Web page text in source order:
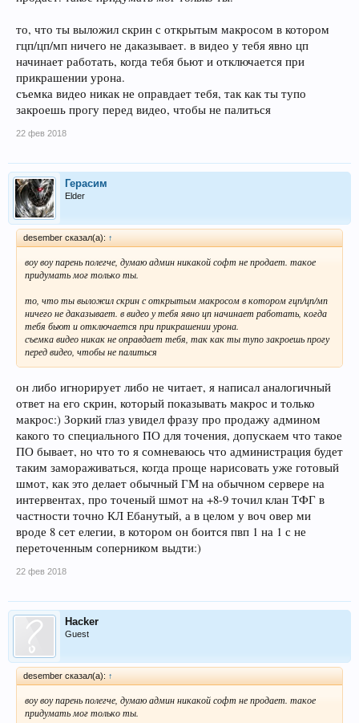
то, что ты выложил скрин с открытым макросом в котором
гцп/цп/мп ничего не даказывает. в видео у тебя явно цп
начинает работать, когда тебя бьют и отключается при
прикрашении урона.
съемка видео никак не оправдает тебя, так как ты тупо
закроешь прогу перед видео, чтобы не палиться
22 фев 2018
Герасим
Elder
desember сказал(а): ↑
воу воу парень полегче, думаю админ никакой софт не продает. такое
придумать мог только ты.
то, что ты выложил скрин с открытым макросом в котором гцп/цп/мп
ничего не даказывает. в видео у тебя явно цп начинает работать, когда
тебя бьют и отключается при прикрашении урона.
съемка видео никак не оправдает тебя, так как ты тупо закроешь прогу
перед видео, чтобы не палиться
он либо игнорирует либо не читает, я написал аналогичный
ответ на его скрин, который показывать макрос и только
макрос:) Зоркий глаз увидел фразу про продажу админом
какого то специального ПО для точения, допускаем что такое
ПО бывает, но что то я сомневаюсь что администрация будет
таким замораживаться, когда проще нарисовать уже готовый
шмот, как это делает обычный ГМ на обычном сервере на
интервентах, про точеный шмот на +8-9 точил клан ТФГ в
частности точно КЛ Ебанутый, а в целом у воч овер ми
вроде 8 сет елегии, в котором он боится пвп 1 на 1 с не
переточенным соперником выдти:)
22 фев 2018
Hacker
Guest
desember сказал(а): ↑
воу воу парень полегче, думаю админ никакой софт не продает. такое
придумать мог только ты.